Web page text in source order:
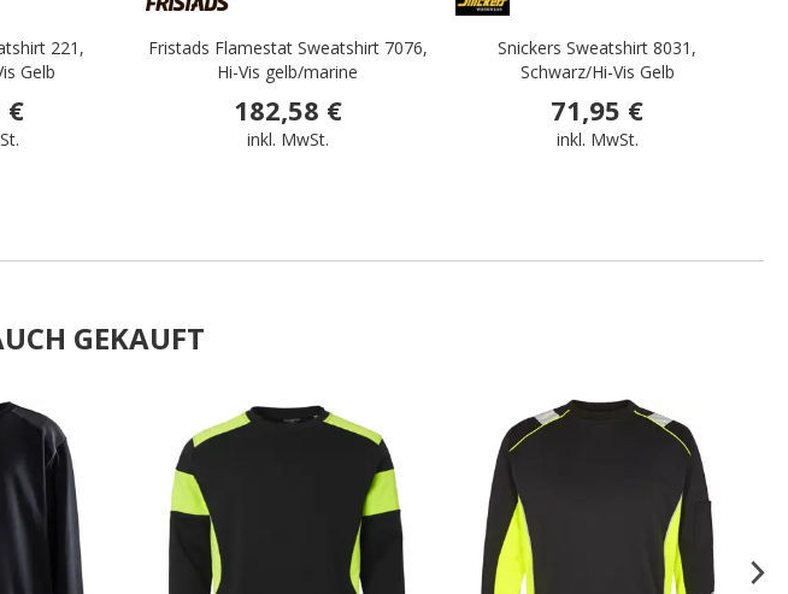
221,
Gelb
€
Fristads Flamestat Sweatshirt 7076,
Hi-Vis gelb/marine
182,58 €
inkl. MwSt.
Snickers Sweatshirt 8031,
Schwarz/Hi-Vis Gelb
71,95 €
inkl. MwSt.
GEKAUFT